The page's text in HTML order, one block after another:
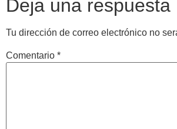
Deja una respuesta
Tu dirección de correo electrónico no
Comentario *